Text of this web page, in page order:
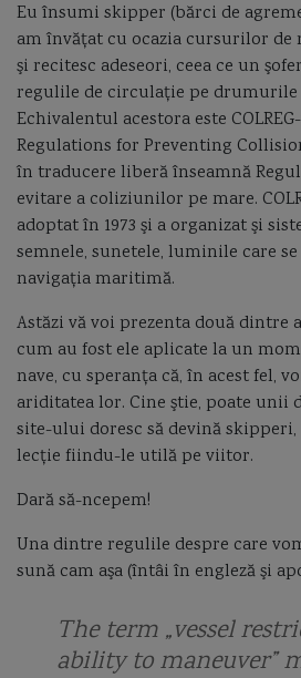
canoniera canoniera Bistrita canoniera
canoniera Eugen Stihi canoniera Ghiculescu
canoniera Oltul canoniera Siretul
Capitan comandor Alexandru Catuneanu
cargoul Fundulea Cargoul Plataresti
Cliper Ariel Cliper Baltimore coaste
colonelul Vasile Urseanu Colreg
Conventia de la Montreaux cooperarea anglo-
corpul navei corveta
corveta Gowind 2500 corveta K-130
corveta Tetal II Corveta Vasily Bykov
Eu însumi skipper (bărci de
am învăţat cu ocazia cursurilor de
şi recitesc adeseori, ceea ce un
regulile de circulaţie pe
Echivalentul acestora este
Regulations for Preventing
în traducere liberă înseamnă
evitare a coliziunilor pe mare.
adoptat în 1973 şi a organizat şi
semnele, sunetele, luminile care
navigaţia maritimă.
Astăzi vă voi prezenta două dintre
cum au fost ele aplicate la un
nave, cu speranţa că, în acest fel,
ariditatea lor. Cine ştie, poate
site-ului doresc să devină skipperi,
lecţie fiindu-le utilă pe viitor.
Dară să-ncepem!
Una dintre regulile despre care
sună cam aşa (întâi în engleză şi
The term „vessel
ability to maneuver”